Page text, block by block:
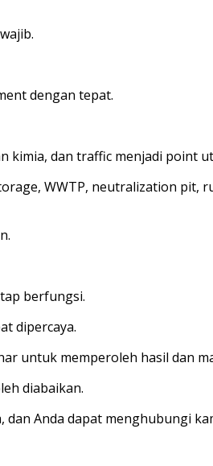
dengan tepat.
dan traffic menjadi point
WWTP, neutralization pit,
berfungsi.
dipercaya.
untuk memperoleh hasil dan
diabaikan.
Anda dapat menghubungi